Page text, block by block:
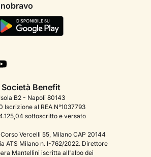
all'estero
Società Benefit
B2 - Napoli 80143
Iscrizione al REA N°1037793
sottoscritto e versato
Vercelli 55, Milano CAP 20144
ATS Milano n. I-762/2022. Direttore
Mantellini iscritta all'albo dei